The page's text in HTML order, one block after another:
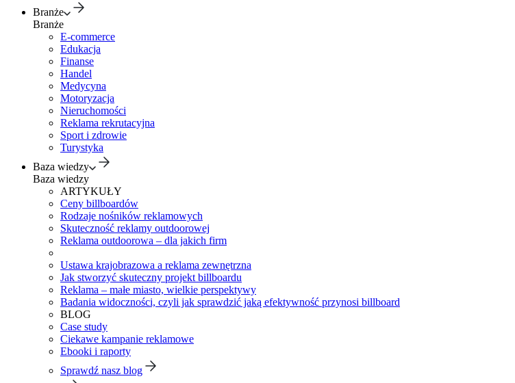
Branże
Branże
E-commerce
Edukacja
Finanse
Handel
Medycyna
Motoryzacja
Nieruchomości
Reklama rekrutacyjna
Sport i zdrowie
Turystyka
Baza wiedzy
Baza wiedzy
ARTYKUŁY
Ceny billboardów
Rodzaje nośników reklamowych
Skuteczność reklamy outdoorowej
Reklama outdoorowa – dla jakich firm
Ustawa krajobrazowa a reklama zewnętrzna
Jak stworzyć skuteczny projekt billboardu
Reklama – małe miasto, wielkie perspektywy
Badania widoczności, czyli jak sprawdzić jaką efektywność przynosi billboard
BLOG
Case study
Ciekawe kampanie reklamowe
Ebooki i raporty
Sprawdź nasz blog